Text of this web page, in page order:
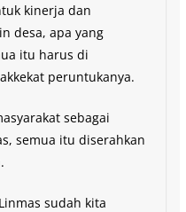
kinerja dan
desa, apa yang
itu harus di
peruntukanya.
sebagai
semua itu diserahkan
sudah kita